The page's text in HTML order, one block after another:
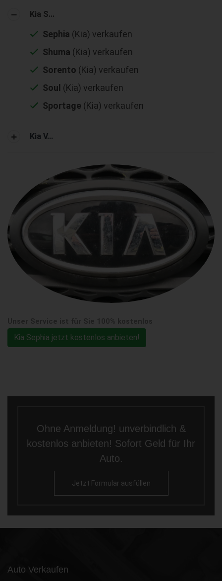
Kia S...
Sephia (Kia) verkaufen
Shuma (Kia) verkaufen
Sorento (Kia) verkaufen
Soul (Kia) verkaufen
Sportage (Kia) verkaufen
Kia V...
Kia Sephia jetzt kostenlos anbieten!
Ohne Anmeldung! unverbindlich &
kostenlos anbieten! Sofort Geld für Ihr
Auto.
Jetzt Formular ausfüllen
Auto Verkaufen